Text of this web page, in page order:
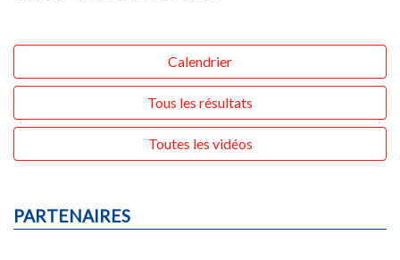
Calendrier
Tous les résultats
Toutes les vidéos
PARTENAIRES